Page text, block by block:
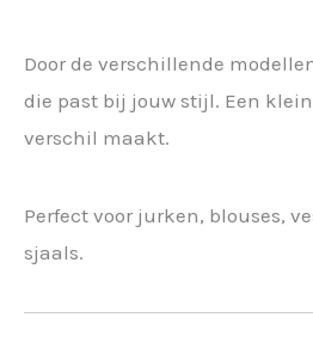
Door de verschillende
die past bij jouw stijl. Een
verschil maakt.
Perfect voor jurken, blouses,
sjaals.